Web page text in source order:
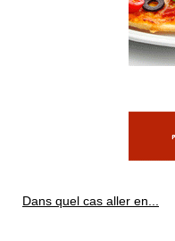
Dans quel cas aller en...